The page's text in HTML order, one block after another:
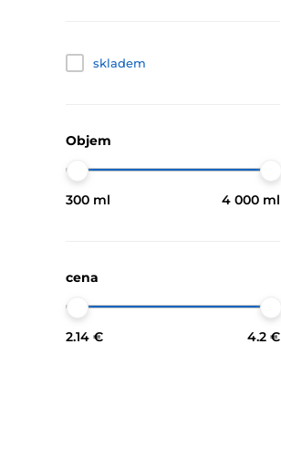
skladem
Objem
300 ml 4 000 ml
cena
2.14 € 4.2 €